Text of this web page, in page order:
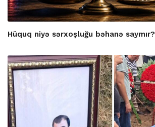
Hüquq niyə sərxoşluğu bəhanə saymır?